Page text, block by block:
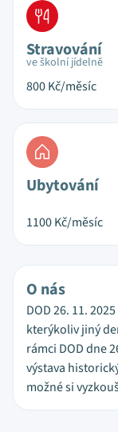
Stravování
ve školní jídelně
800Kč/měsíc
Ubytování
1100Kč/měsíc
O nás
DOD 26. 11.
kterýkoliv jiný
rámci DOD dne
výstava
možné si